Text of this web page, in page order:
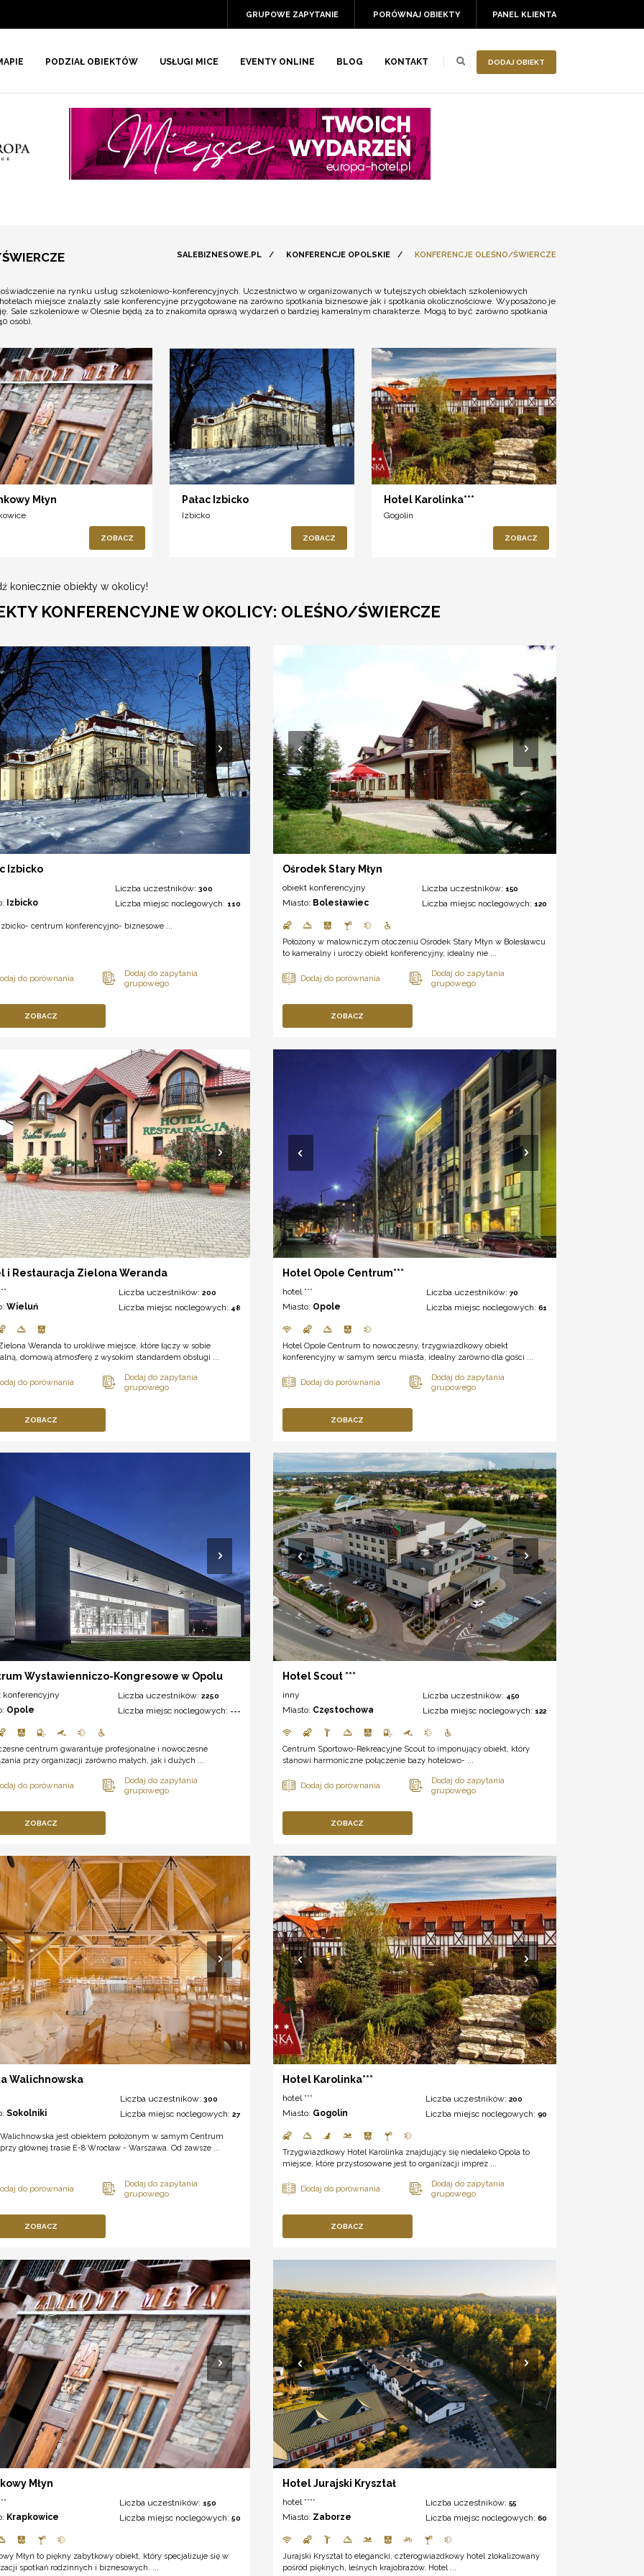
PANEL KLIENTA
PORÓWNAJ OBIEKTY
GRUPOWE ZAPYTANIE
DODAJ OBIEKT
PODZIAŁ OBIEKTÓW USŁUGI MICE EVENTY ONLINE BLOG KONTAKT
SALEBIZNESOWE.PL / KONFERENCJE OPOLSKIE / KONFERENCJE OLEŚNO/ŚWIERCZE
na rynku usług szkoleniowo-konferencyjnych. Uczestnictwo w organizowanych w tutejszych obiektach szkoleniowych
miejsce znalazły sale konferencyjne przygotowane na zarówno spotkania biznesowe jak i spotkania okolicznościowe. Wyposażono je
Sale szkoleniowe w Olesnie będą za to znakomita oprawą wydarzeń o bardziej kameralnym charakterze. Mogą to być zarówno spotkania
osób).
Młyn
ZOBACZ
Pałac Izbicko
Izbicko
ZOBACZ
Hotel Karolinka***
Gogolin
ZOBACZ
koniecznie obiekty w okolicy!
KONFERENCYJNE W OKOLICY: OLEŚNO/ŚWIERCZE
Izbicko
Izbicko
Liczba uczestników:300
Liczba miejsc noclegowych:110
Izbicko- centrum konferencyjno- biznesowe ...
ZOBACZ
Ośrodek Stary Młyn
obiekt konferencyjny
Miasto: Bolesławiec
Liczba uczestników: 150
Liczba miejsc noclegowych: 120
Położony w malowniczym otoczeniu Ośrodek Stary Młyn w Bolesławcu
to kameralny i uroczy obiekt konferencyjny, idealny nie ...
ZOBACZ
i Restauracja Zielona Weranda
Wieluń
Liczba uczestników:200
Liczba miejsc noclegowych: 48
Weranda to urokliwe miejsce, które łączy w sobie
domową atmosferę z wysokim standardem obsługi ...
ZOBACZ
Hotel Opole Centrum***
hotel ***
Miasto: Opole
Liczba uczestników: 70
Liczba miejsc noclegowych: 61
Hotel Opole Centrum to nowoczesny, trzygwiazdkowy obiekt
konferencyjny w samym sercu miasta, idealny zarówno dla gości ...
ZOBACZ
Wystawienniczo-Kongresowe w Opolu
konferencyjny
Opole
Liczba uczestników:2250
Liczba miejsc noclegowych: ---
centrum gwarantuje profesjonalne i nowoczesne
przy organizacji zarówno małych, jak i dużych ...
ZOBACZ
Hotel Scout ***
inny
Miasto: Częstochowa
Liczba uczestników: 450
Liczba miejsc noclegowych: 122
Centrum Sportowo-Rekreacyjne Scout to imponujący obiekt, który
stanowi harmoniczne połączenie bazy hotelowo- ...
ZOBACZ
Walichnowska
Sokolniki
Liczba uczestników:300
Liczba miejsc noclegowych:27
jest obiektem położonym w samym Centrum
głównej trasie E-8 Wrocław - Warszawa. Od zawsze ...
ZOBACZ
Hotel Karolinka***
hotel ***
Miasto: Gogolin
Liczba uczestników: 200
Liczba miejsc noclegowych: 90
Trzygwiazdkowy Hotel Karolinka znajdujący się niedaleko Opola to
miejsce, które przystosowane jest to organizacji imprez ...
ZOBACZ
Młyn
Krapkowice
Liczba uczestników:150
Liczba miejsc noclegowych:50
Młyn to piękny zabytkowy obiekt, który specjalizuje się w
spotkań rodzinnych i biznesowych. ...
Hotel Jurajski Kryształ
hotel ****
Miasto: Zaborze
Liczba uczestników: 55
Liczba miejsc noclegowych: 60
Jurajski Kryształ to elegancki, czterogwiazdkowy hotel zlokalizowany
pośród pięknych, leśnych krajobrazów. Hotel ...